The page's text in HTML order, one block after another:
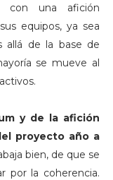
con una afición
equipos, ya sea
allá de la base de
se mueve al
y de la afición
proyecto año a
bien, de que se
por la coherencia.